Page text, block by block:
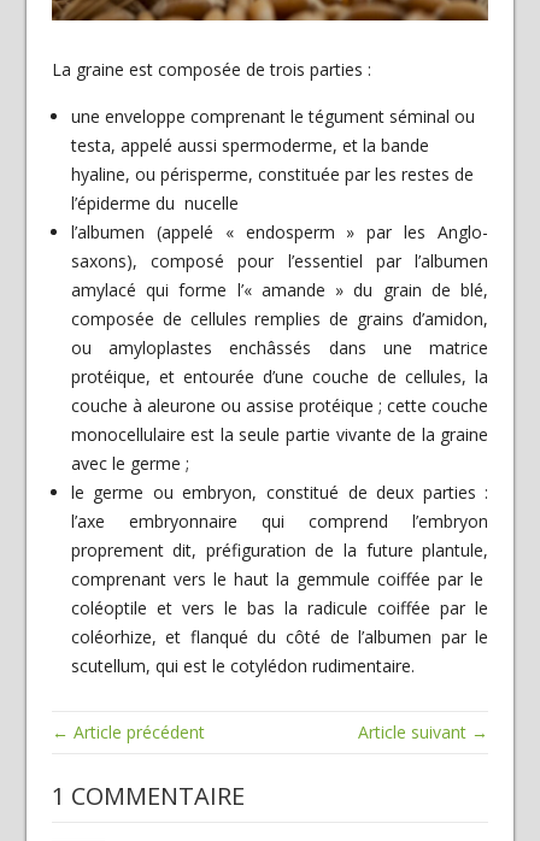
La graine est composée de trois parties :
une enveloppe comprenant le tégument séminal ou
testa, appelé aussi spermoderme, et la bande
hyaline, ou périsperme, constituée par les restes de
l’épiderme du nucelle
l’albumen (appelé « endosperm » par les Anglo-
saxons), composé pour l’essentiel par l’albumen
amylacé qui forme l’« amande » du grain de blé,
composée de cellules remplies de grains d’amidon,
ou amyloplastes enchâssés dans une matrice
protéique, et entourée d’une couche de cellules, la
couche à aleurone ou assise protéique ; cette couche
monocellulaire est la seule partie vivante de la graine
avec le germe ;
le germe ou embryon, constitué de deux parties :
l’axe embryonnaire qui comprend l’embryon
proprement dit, préfiguration de la future plantule,
comprenant vers le haut la gemmule coiffée par le
coléoptile et vers le bas la radicule coiffée par le
coléorhize, et flanqué du côté de l’albumen par le
scutellum, qui est le cotylédon rudimentaire.
← Article précédent Article suivant →
1 COMMENTAIRE